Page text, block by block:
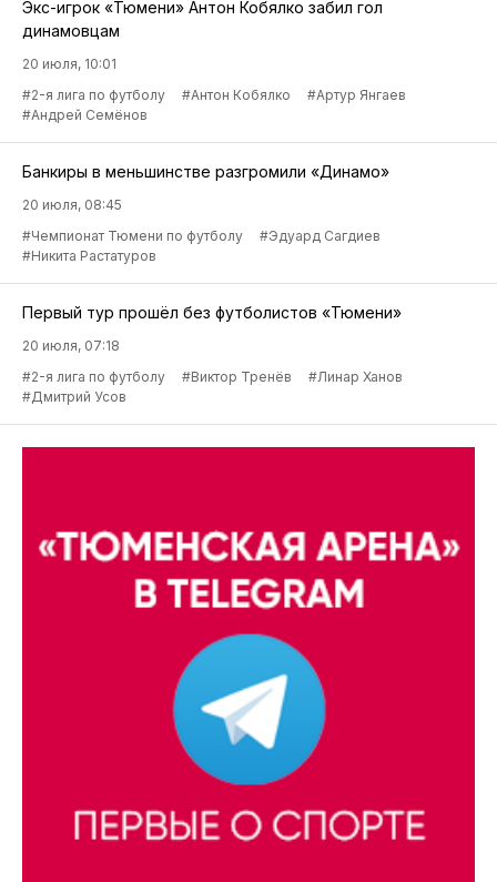
Экс-игрок «Тюмени» Антон Кобялко забил гол
динамовцам
20 июля, 10:01
#2-я лига по футболу
#Антон Кобялко
#Артур Янгаев
#Андрей Семёнов
Банкиры в меньшинстве разгромили «Динамо»
20 июля, 08:45
#Чемпионат Тюмени по футболу
#Эдуард Сагдиев
#Никита Растатуров
Первый тур прошёл без футболистов «Тюмени»
20 июля, 07:18
#2-я лига по футболу
#Виктор Тренёв
#Линар Ханов
#Дмитрий Усов